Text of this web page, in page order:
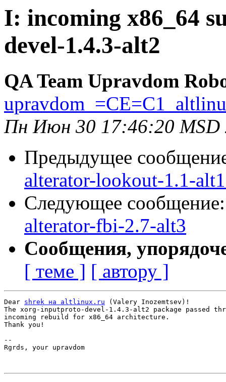
I: incoming x86_64
devel-1.4.3-alt2
QA Team Upravdom
Пн Июн 30 17:46:20 MSD
Предыдущее
alterator-lookout-1.1-
Следующее
alterator-fbi-2.7-alt3
Сообщения,
[ теме ] [ автору ]
Dear shrek на altlinux.ru (Valery Inozemtsev)!
The xorg-inputproto-devel-1.4.3-alt2 package passed
incoming rebuild for x86_64 architecture.
Thank you!
--
Rgrds, your upravdom